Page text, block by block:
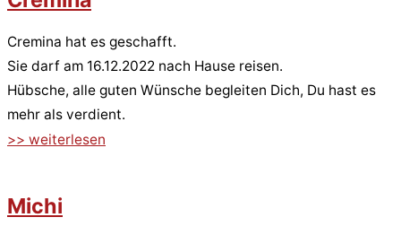
Cremina hat es geschafft.
Sie darf am 16.12.2022 nach Hause reisen.
Hübsche, alle guten Wünsche begleiten Dich, Du hast es
mehr als verdient.
>> weiterlesen
Michi